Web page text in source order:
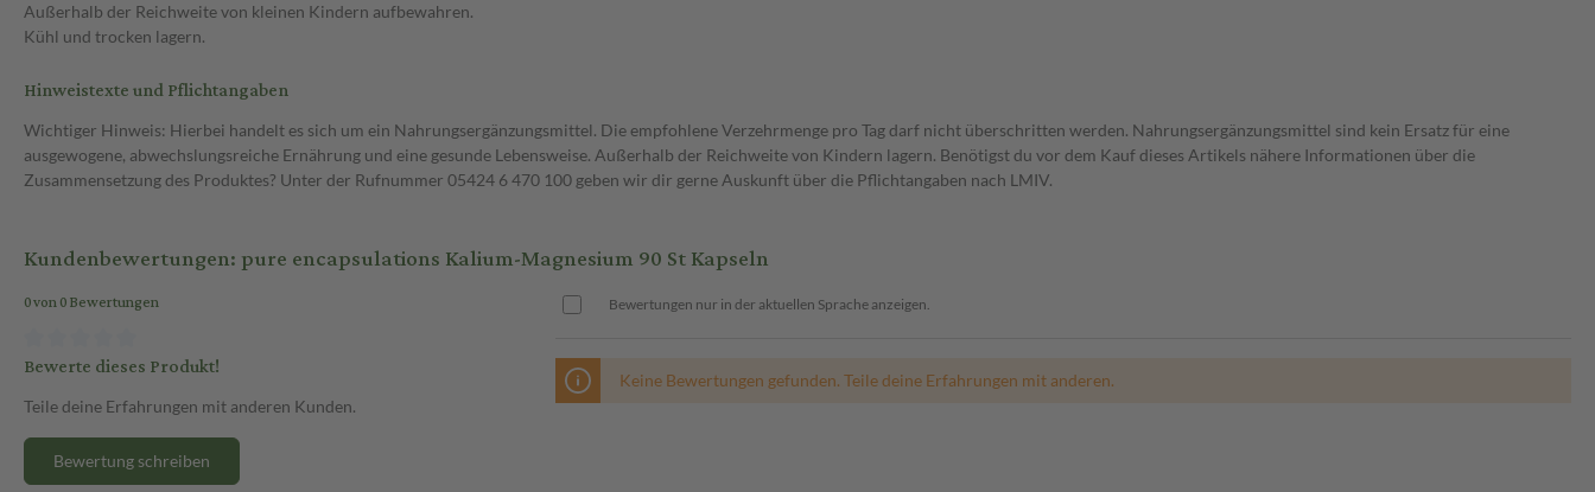
Außerhalb der Reichweite von kleinen Kindern aufbewahren.
Kühl und trocken lagern.
Hinweistexte und Pflichtangaben
Wichtiger Hinweis: Hierbei handelt es sich um ein Nahrungsergänzungsmittel. Die empfohlene Verzehrmenge pro Tag darf nicht überschritten werden. Nahrungsergänzungsmittel sind kein Ersatz für eine
ausgewogene, abwechslungsreiche Ernährung und eine gesunde Lebensweise. Außerhalb der Reichweite von Kindern lagern. Benötigst du vor dem Kauf dieses Artikels nähere Informationen über die
Zusammensetzung des Produktes? Unter der Rufnummer 05424 6 470 100 geben wir dir gerne Auskunft über die Pflichtangaben nach LMIV.
Kundenbewertungen: pure encapsulations Kalium-Magnesium 90 St Kapseln
0 von 0 Bewertungen
Bewerte dieses Produkt!
Teile deine Erfahrungen mit anderen Kunden.
Bewertung schreiben
Bewertungen nur in der aktuellen Sprache anzeigen.
Keine Bewertungen gefunden. Teile deine Erfahrungen mit anderen.